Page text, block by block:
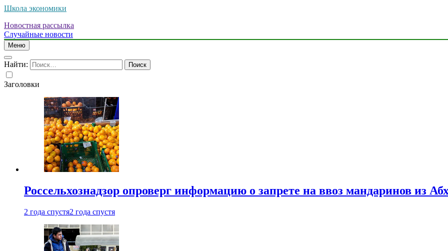
Школа экономики
Новостная рассылка
Случайные новости
Меню
Найти:
Заголовки
Россельхознадзор опроверг информацию о запрете на ввоз мандаринов из
2 года спустя2 года спустя